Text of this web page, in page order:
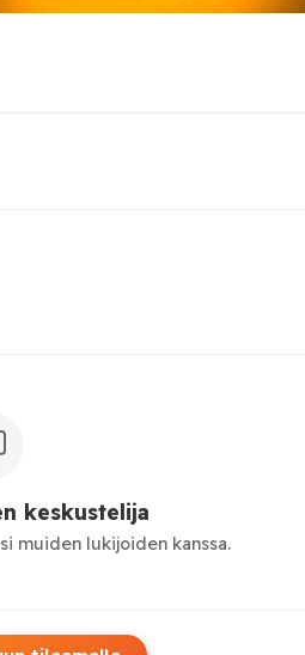
keskustelija
muiden lukijoiden kanssa.